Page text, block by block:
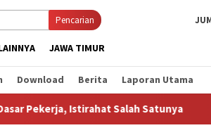
Pencarian
JAWA TIMUR
Download Berita Laporan Utama
Istirahat Salah Satunya